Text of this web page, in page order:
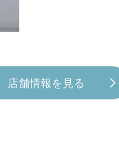
店舗情報を見る